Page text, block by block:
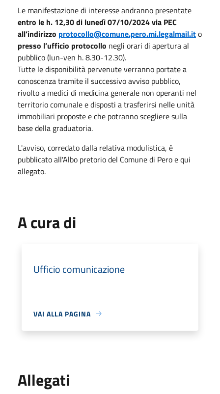
Le manifestazione di interesse andranno presentate
entro le h. 12,30 di lunedì 07/10/2024via PEC
all’indirizzo protocollo@comune.pero.mi.legalmail.ito
presso l’ufficio protocollo negli orari di apertura al
pubblico (lun-ven h. 8.30-12.30).
Tutte le disponibilità pervenute verranno portate a
conoscenza tramite il successivo avviso pubblico,
rivolto a medici di medicina generale non operanti nel
territorio comunale e disposti a trasferirsi nelle unità
immobiliari proposte e che potranno scegliere sulla
base della graduatoria.
L'avviso, corredato dalla relativa modulistica, è
pubblicato all'Albo pretorio del Comune di Pero e qui
allegato.
A cura di
Ufficio comunicazione
VAI ALLA PAGINA
Allegati